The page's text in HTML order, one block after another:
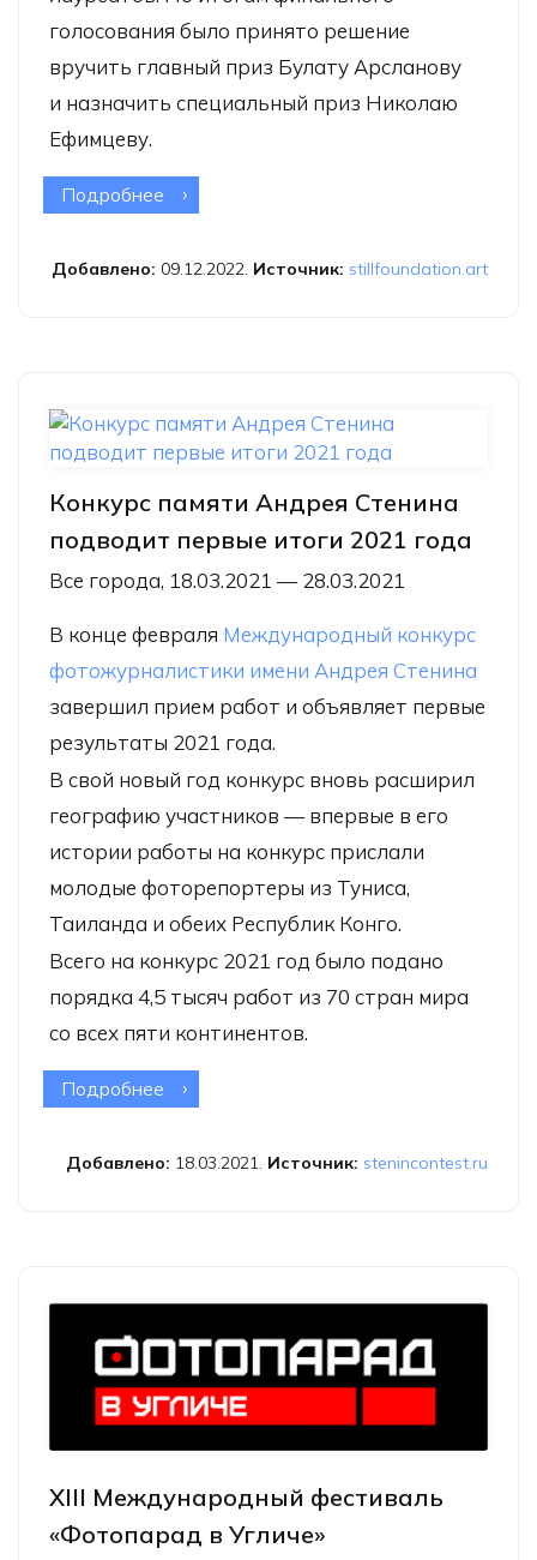
голосования было принято решение
вручить главный приз Булату Арсланову
и назначить специальный приз Николаю
Ефимцеву.
Подробнее о Фонд Still Art объявляет лауреатов
по современной fashion-фотографии
Добавлено: 09.12.2022. Источник: stillfoundation.art
Конкурс памяти Андрея Стенина
подводит первые итоги 2021 года
Все города, 18.03.2021 — 28.03.2021
В конце февраля Международный конкурс
фотожурналистики имени Андрея Стенина
завершил прием работ и объявляет первые
результаты 2021 года.
В свой новый год конкурс вновь расширил
географию участников — впервые в его
истории работы на конкурс прислали
молодые фоторепортеры из Туниса,
Таиланда и обеих Республик Конго.
Всего на конкурс 2021 год было подано
порядка 4,5 тысяч работ из 70 стран мира
со всех пяти континентов.
Подробнее о Конкурс памяти Андрея Стенина
Добавлено: 18.03.2021. Источник: stenincontest.ru
XIII Международный фестиваль
«Фотопарад в Угличе»